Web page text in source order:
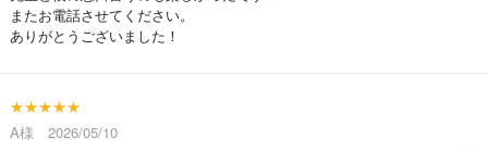
またお電話させてください。
ありがとうございました！
★★★★★
A様 2026/05/10